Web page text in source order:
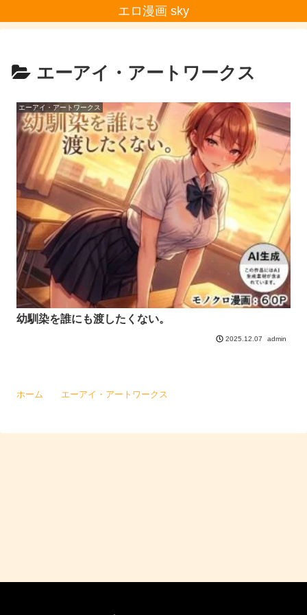
エロ漫画 sky
エーアイ・アートワークス
エーアイ・アートワークス
幼馴染を誰にも渡したくない。
2025.12.07 admin
ホーム エーアイ・アートワークス